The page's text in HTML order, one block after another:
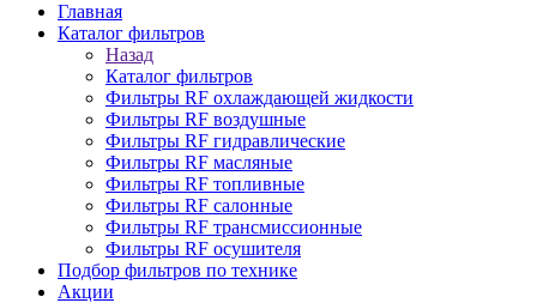
Главная
Каталог фильтров
Назад
Каталог фильтров
Фильтры RF охлаждающей жидкости
Фильтры RF воздушные
Фильтры RF гидравлические
Фильтры RF масляные
Фильтры RF топливные
Фильтры RF салонные
Фильтры RF трансмиссионные
Фильтры RF осушителя
Подбор фильтров по технике
Акции